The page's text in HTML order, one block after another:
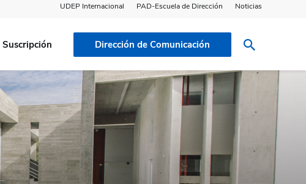
UDEP Internacional PAD-Escuela de Dirección Noticias
Suscripción Dirección de Comunicación